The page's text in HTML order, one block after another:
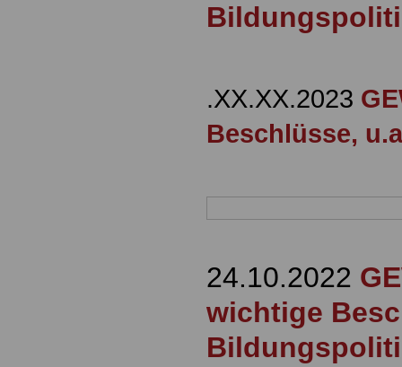
.XX.XX.2023
Beschlüsse,
24.10.2022
wichtige